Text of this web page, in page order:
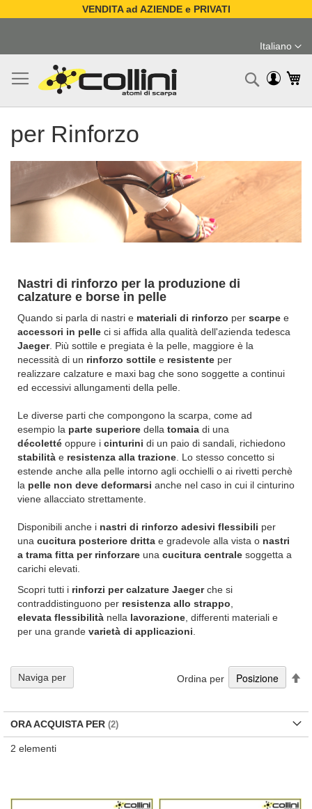
VENDITA ad AZIENDE e PRIVATI
contenuto
Lingua
Italiano
per Rinforzo
Nastri di rinforzo per la produzione di
calzature e borse in pelle
Quando si parla di nastri e materiali di rinforzo per scarpe e
accessori in pelle ci si affida alla qualità dell'azienda tedesca
Jaeger. Più sottile e pregiata è la pelle, maggiore è la
necessità di un rinforzo sottile e resistente per
realizzare calzature e maxi bag che sono soggette a continui
ed eccessivi allungamenti della pelle.
Le diverse parti che compongono la scarpa, come ad
esempio la parte superiore della tomaia di una
décoletté oppure i cinturini di un paio di sandali, richiedono
stabilità e resistenza alla trazione . Lo stesso concetto si
estende anche alla pelle intorno agli occhielli o ai rivetti perchè
la pelle non deve deformarsi anche nel caso in cui il cinturino
viene allacciato strettamente.
Disponibili anche i nastri di rinforzo adesivi flessibili per
una cucitura posteriore dritta e gradevole alla vista o nastri
a trama fitta per rinforzare una cucitura centrale soggetta a
carichi elevati.
Scopri tutti i rinforzi per calzature Jaegerche si
contraddistinguono per resistenza allo strappo
elevata flessibilità nella lavorazione , differenti materiali e
per una grande varietà di applicazioni
2 elementi
Ordina per
Naviga per
ORA ACQUISTA PER